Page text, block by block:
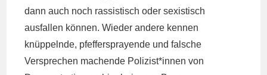
dann auch noch rassistisch oder sexistisch
ausfallen können. Wieder andere kennen
knüppelnde, pfeffersprayende und falsche
Versprechen machende Polizist*innen von